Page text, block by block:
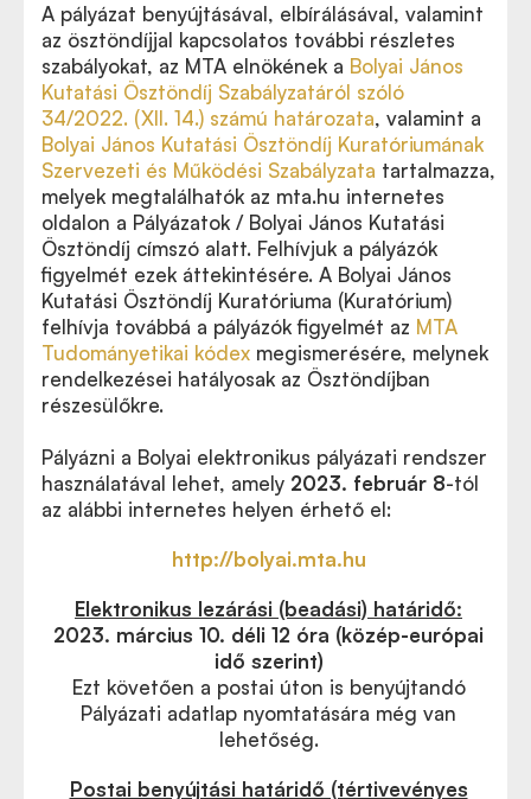
A pályázat benyújtásával, elbírálásával, valamint
az ösztöndíjjal kapcsolatos további részletes
szabályokat, az MTA elnökének a Bolyai János
Kutatási Ösztöndíj Szabályzatáról szóló
34/2022. (XII. 14.) számú határozata, valamint a
Bolyai János Kutatási Ösztöndíj Kuratóriumának
Szervezeti és Működési Szabályzata tartalmazza,
melyek megtalálhatók az mta.hu internetes
oldalon a Pályázatok / Bolyai János Kutatási
Ösztöndíj címszó alatt. Felhívjuk a pályázók
figyelmét ezek áttekintésére. A Bolyai János
Kutatási Ösztöndíj Kuratóriuma (Kuratórium)
felhívja továbbá a pályázók figyelmét az MTA
Tudományetikai kódex megismerésére, melynek
rendelkezései hatályosak az Ösztöndíjban
részesülőkre.
Pályázni a Bolyai elektronikus pályázati rendszer
használatával lehet, amely 2023. február 8-tól
az alábbi internetes helyen érhető el:
http://bolyai.mta.hu
Elektronikus lezárási (beadási) határidő:
2023. március 10. déli 12 óra (közép-európai
idő szerint)
Ezt követően a postai úton is benyújtandó
Pályázati adatlap nyomtatására még van
lehetőség.
Postai benyújtási határidő (tértivevényes